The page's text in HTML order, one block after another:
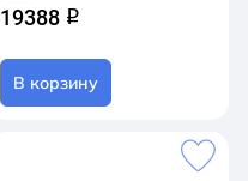
19388 q
В корзину